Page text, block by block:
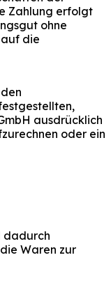
Zahlung erfolgt
ohne
die
ausdrücklich
oder ein
dadurch
Waren zur